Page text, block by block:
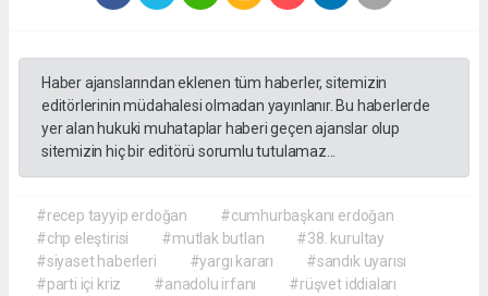
Haber ajanslarından eklenen tüm haberler, sitemizin
editörlerinin müdahalesi olmadan yayınlanır. Bu haberlerde
yer alan hukuki muhataplar haberi geçen ajanslar olup
sitemizin hiç bir editörü sorumlu tutulamaz...
#recep tayyip erdoğan
#cumhurbaşkanı erdoğan
#chp eleştirisi
#mutlak butlan
#38. kurultay
#siyaset haberleri
#yargı kararı
#sandık uyarısı
#parti içi kriz
#anadolu irfanı
#rüşvet iddiaları